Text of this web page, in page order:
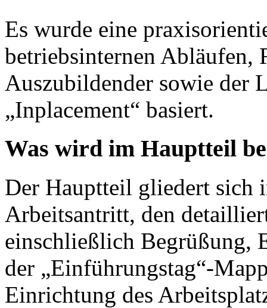
Es wurde eine
betriebsinternen Abläufen,
Auszubildender sowie der
„Inplacement“ basiert.
Was wird im Hauptteil
Der Hauptteil gliedert sich
Arbeitsantritt, den
einschließlich Begrüßung,
der „Einführungstag“-
Einrichtung des